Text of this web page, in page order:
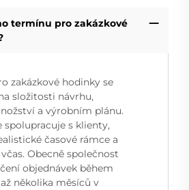
termínu pro zakázkové
zakázkové hodinky se
složitosti návrhu,
a výrobním plánu.
spolupracuje s klienty,
časové rámce a
Obecně společnost
objednávek během
několika měsíců v